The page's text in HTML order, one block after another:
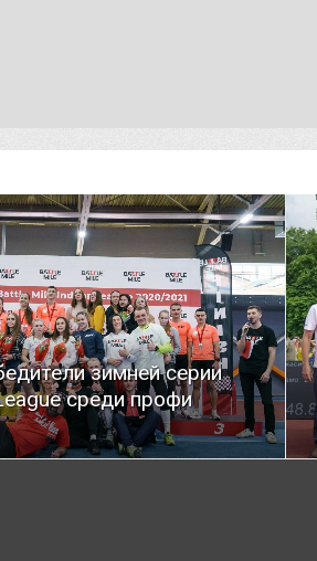
зимней серии
среди профи
ЧИТАТЬ